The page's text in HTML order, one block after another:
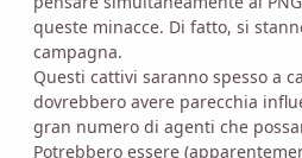
queste minacce. Di fatto, si
campagna.
Questi cattivi saranno spesso a
dovrebbero avere parecchia
gran numero di agenti che
Potrebbero essere